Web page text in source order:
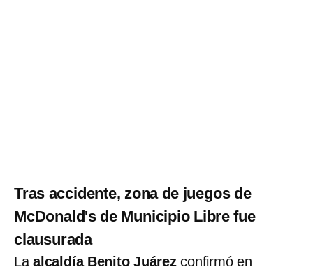
Tras accidente, zona de juegos de
McDonald's de Municipio Libre fue
clausurada
La alcaldía Benito Juárezconfirmó en